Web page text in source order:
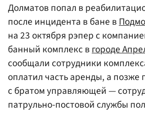
Долматов попал в
после инцидента в бане в
на 23 октября рэпер с
банный комплекс в городе
сообщали сотрудники
оплатил часть аренды, а позже
с братом управляющей —
патрульно-постовой службы